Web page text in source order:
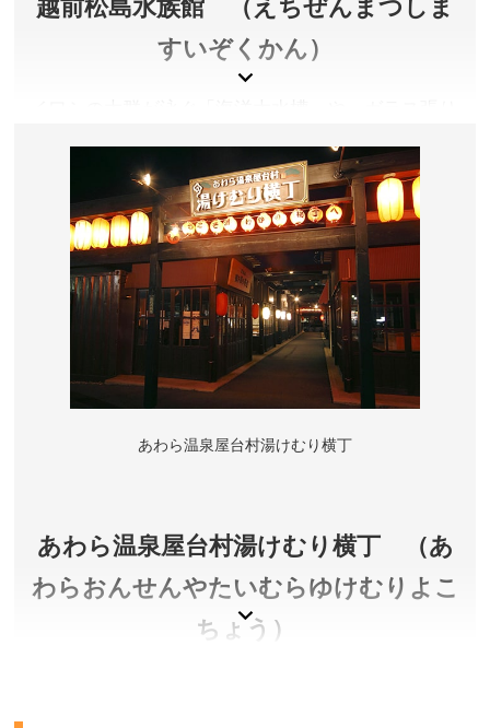
越前松島水族館 （えちぜんまつしま
すいぞくかん）
見！また、サメやタコなどに触れ、ウミガメなどに
餌やりが出来、楽しいイルカショーやペンギンの散
歩も人気です。
福井県坂井市
料金／大人2,200円、小中学生1,200円、3歳以上600
円、3歳未満無料
開館時間／9：00～17：30（夏期 〜18:00、GW・夏季
の特定日 ～20:00、冬期 ～16:30）
アクセス／北陸新幹線 芦原温泉駅より京福バス 東尋坊
東尋坊行き約15分 「越前松島水族館前」下車すぐ、北
陸自動車道 金津ICより車で約20分
所在地／福井県坂井市三国町崎74-2-3
お問い合わせ／0776-81-2700
あわら温泉屋台村湯けむり横丁
あわら温泉屋台村湯けむり横丁 （あ
わらおんせんやたいむらゆけむりよこ
ちょう）